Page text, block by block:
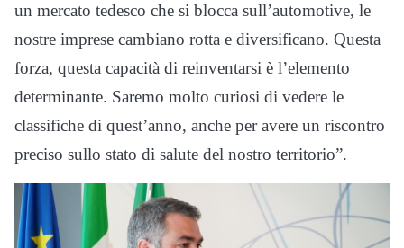
un mercato tedesco che si blocca sull’automotive, le
nostre imprese cambiano rotta e diversificano. Questa
forza, questa capacità di reinventarsi è l’elemento
determinante. Saremo molto curiosi di vedere le
classifiche di quest’anno, anche per avere un riscontro
preciso sullo stato di salute del nostro territorio”.